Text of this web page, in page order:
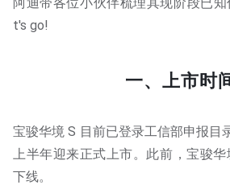
t's go!
一、上市时
宝骏华境 S 目前已登录工信部申报目
上半年迎来正式上市。此前，宝骏
下线。